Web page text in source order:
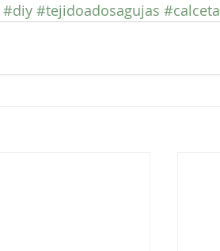
#diy #tejidoadosagujas #calceta